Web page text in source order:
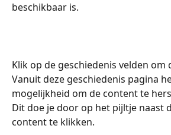
beschikbaar is.
Klik op de geschiedenis velden om
Vanuit deze geschiedenis pagina
mogelijkheid om de content te
Dit doe je door op het pijltje naast
content te klikken.